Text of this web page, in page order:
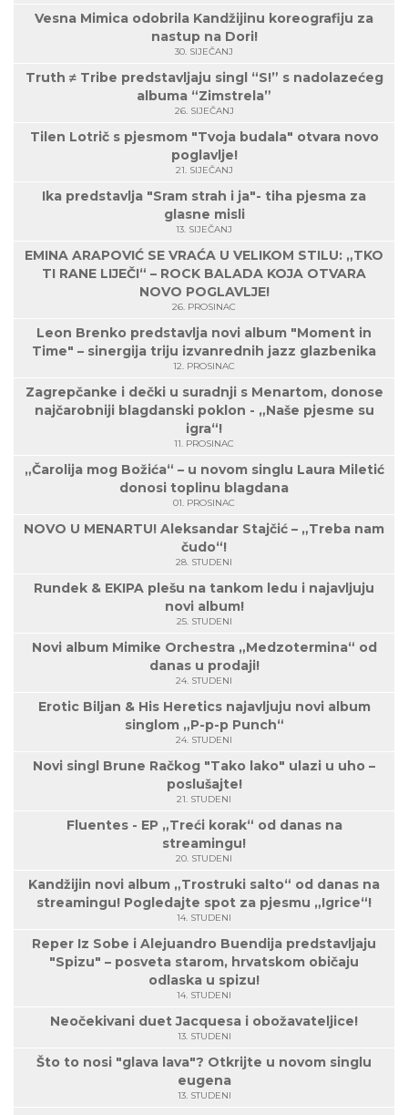
Vesna Mimica odobrila Kandžijinu koreografiju za
nastup na Dori!
30. SIJEČANJ
Truth ≠ Tribe predstavljaju singl “S!” s nadolazećeg
albuma “Zimstrela”
26. SIJEČANJ
Tilen Lotrič s pjesmom "Tvoja budala" otvara novo
poglavlje!
21. SIJEČANJ
Ika predstavlja "Sram strah i ja"- tiha pjesma za
glasne misli
13. SIJEČANJ
EMINA ARAPOVIĆ SE VRAĆA U VELIKOM STILU: „TKO
TI RANE LIJEČI“ – ROCK BALADA KOJA OTVARA
NOVO POGLAVLJE!
26. PROSINAC
Leon Brenko predstavlja novi album "Moment in
Time" – sinergija triju izvanrednih jazz glazbenika
12. PROSINAC
Zagrepčanke i dečki u suradnji s Menartom, donose
najčarobniji blagdanski poklon - „Naše pjesme su
igra“!
11. PROSINAC
„Čarolija mog Božića“ – u novom singlu Laura Miletić
donosi toplinu blagdana
01. PROSINAC
NOVO U MENARTU! Aleksandar Stajčić – „Treba nam
čudo“!
28. STUDENI
Rundek & EKIPA plešu na tankom ledu i najavljuju
novi album!
25. STUDENI
Novi album Mimike Orchestra „Medzotermina“ od
danas u prodaji!
24. STUDENI
Erotic Biljan & His Heretics najavljuju novi album
singlom „P-p-p Punch“
24. STUDENI
Novi singl Brune Račkog "Tako lako" ulazi u uho –
poslušajte!
21. STUDENI
Fluentes - EP „Treći korak“ od danas na
streamingu!
20. STUDENI
Kandžijin novi album „Trostruki salto“ od danas na
streamingu! Pogledajte spot za pjesmu „Igrice“!
14. STUDENI
Reper Iz Sobe i Alejuandro Buendija predstavljaju
"Spizu" – posveta starom, hrvatskom običaju
odlaska u spizu!
14. STUDENI
Neočekivani duet Jacquesa i obožavateljice!
13. STUDENI
Što to nosi "glava lava"? Otkrijte u novom singlu
eugena
13. STUDENI